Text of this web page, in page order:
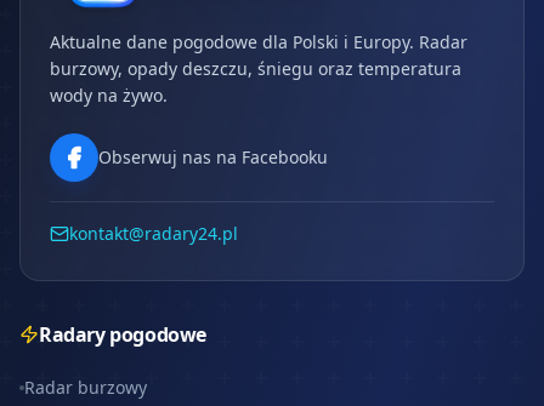
Aktualne dane pogodowe dla Polski i Europy. Radar
burzowy, opady deszczu, śniegu oraz temperatura
wody na żywo.
Obserwuj nas na Facebooku
kontakt@radary24.pl
Radary pogodowe
Radar burzowy